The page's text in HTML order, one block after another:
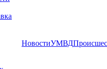
НовостиУМВД